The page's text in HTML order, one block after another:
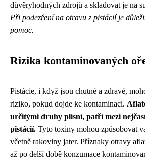
důvěryhodných zdrojů a skladovat je na
Při podezření na otravu z pistácií je
pomoc.
Rizika kontaminovaných
Pistácie, i když jsou chutné a zdravé,
riziko, pokud dojde ke kontaminaci.
určitými druhy plísní, patří mezi
pistácií. Tyto toxiny mohou způsobovat
včetně rakoviny jater. Příznaky otravy
až po delší době konzumace